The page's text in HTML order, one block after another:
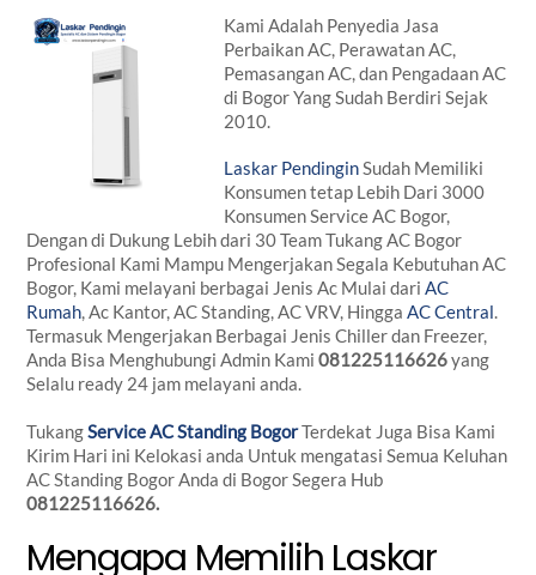
Kami Adalah Penyedia Jasa
Perbaikan AC, Perawatan AC,
Pemasangan AC, dan Pengadaan AC
di Bogor Yang Sudah Berdiri Sejak
2010.
Laskar PendinginSudah Memiliki
Konsumen tetap Lebih Dari 3000
Konsumen Service AC Bogor,
Dengan di Dukung Lebih dari 30 Team Tukang AC Bogor
Profesional Kami Mampu Mengerjakan Segala Kebutuhan AC
Bogor, Kami melayani berbagai Jenis Ac Mulai dariAC
Rumah, Ac Kantor, AC Standing, AC VRV, HinggaAC Central.
Termasuk Mengerjakan Berbagai Jenis Chiller dan Freezer,
Anda Bisa Menghubungi Admin Kami081225116626yang
Selalu ready 24 jam melayani anda.
TukangService AC Standing BogorTerdekat Juga Bisa Kami
Kirim Hari ini Kelokasi anda Untuk mengatasi Semua Keluhan
AC Standing Bogor Anda di Bogor Segera Hub
081225116626.
Mengapa Memilih Laskar